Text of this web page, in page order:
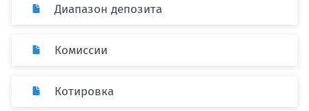
Диапазон депозита
Комиссии
Котировка